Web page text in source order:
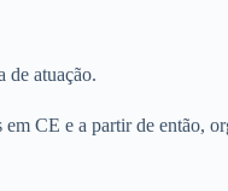
de atuação.
CE e a partir de então,